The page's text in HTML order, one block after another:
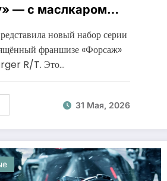
— с маслкаром
новый набор серии
франшизе «Форсаж»
R/T. Это…
31 Мая, 2026